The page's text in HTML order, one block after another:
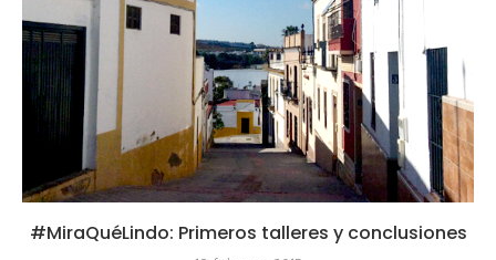
#MiraQuéLindo: Primeros talleres y conclusiones